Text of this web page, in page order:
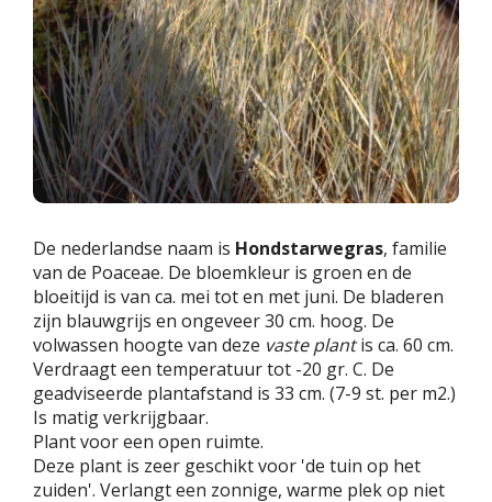
De nederlandse naam is Hondstarwegras, familie
van de Poaceae. De bloemkleur is groen en de
bloeitijd is van ca. mei tot en met juni. De bladeren
zijn blauwgrijs en ongeveer 30 cm. hoog. De
volwassen hoogte van deze vaste plantis ca. 60 cm.
Verdraagt een temperatuur tot -20 gr. C. De
geadviseerde plantafstand is 33 cm. (7-9 st. per m2.)
Is matig verkrijgbaar.
Plant voor een open ruimte.
Deze plant is zeer geschikt voor 'de tuin op het
zuiden'. Verlangt een zonnige, warme plek op niet